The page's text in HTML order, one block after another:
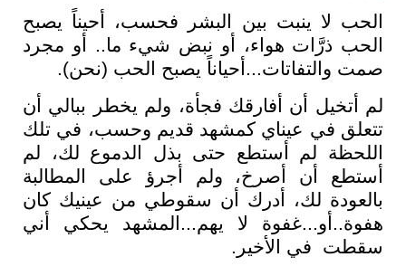
الحب لا ينبت بين البشر فحسب، أحيناً يصبح
الحب ذرَّات هواء، أو نبض شيء ما.. أو مجرد
صمت والتفاتات...أحياناً يصبح الحب (نحن).
لم أتخيل أن أفارقك فجأة، ولم يخطر ببالي أن
تتعلق في عيناي كمشهد قديم وحسب، في تلك
اللحظة لم أستطع حتى بذل الدموع لك، لم
أستطع أن أصرخ، ولم أجرؤ على المطالبة
بالعودة لك، أدرك أن سقوطي من عينيك كان
هفوة..أو...غفوة لا يهم...المشهد يحكي أني
سقطت في الأخير.